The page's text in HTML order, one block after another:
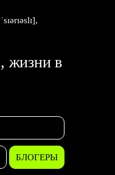
жизни в
БЛОГЕРЫ